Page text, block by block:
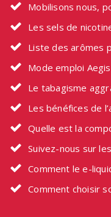
Mobilisons nous,
Les sels de
Liste des arômes
Mode emploi
Le tabagisme
Les bénéfices de
Quelle est la
Suivez-nous sur
Comment le e-
Comment choisir